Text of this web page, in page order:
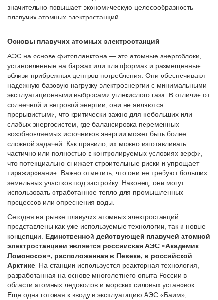
значительно повышает экономическую целесообразность
плавучих атомных электростанций.
Основы плавучих атомных электростанций
АЭС на основе фитопланктона — это атомные энергоблоки,
установленные на баржах или платформах и размещенные
вблизи прибрежных центров потребления. Они обеспечивают
надежную базовую нагрузку электроэнергии с минимальными
эксплуатационными выбросами углекислого газа. В отличие от
солнечной и ветровой энергии, они не являются
прерывистыми, что критически важно для небольших или
слабых энергосистем, где балансировка переменных
возобновляемых источников энергии может быть более
сложной задачей. Как правило, их можно изготавливать
частично или полностью в контролируемых условиях верфи,
что потенциально снижает строительные риски и упрощает
тиражирование. Важно отметить, что они не требуют больших
земельных участков под застройку. Наконец, они могут
использовать отработанное тепло для промышленных
процессов или опреснения воды.
Сегодня на рынке плавучих атомных электростанций
представлены как уже используемые технологии, так и новые
концепции. Единственной действующей плавучей атомной
электростанцией является российская АЭС «Академик
Ломоносов», расположенная в Певеке, в российской
Арктике. На станции используется реакторная технология,
разработанная на основе многолетнего опыта России в
области атомных ледоколов и морских силовых установок.
Еще одна готовая к вводу в эксплуатацию АЭС «Баим»,